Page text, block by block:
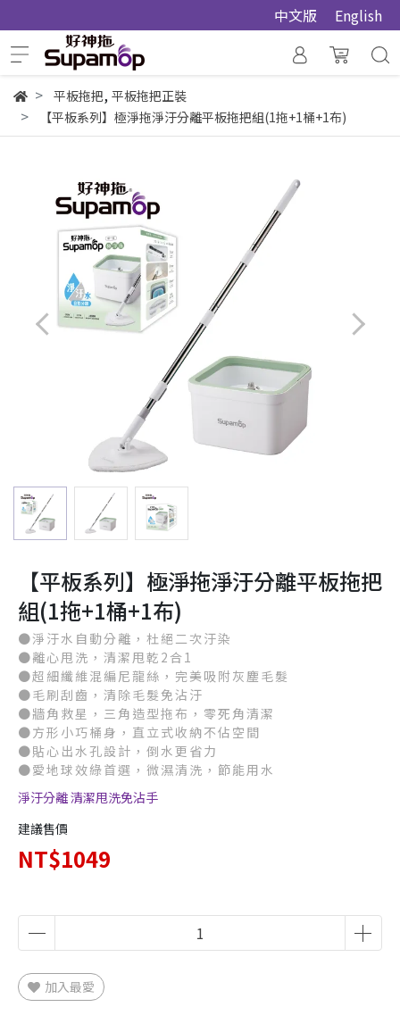
中文版 English
平板拖把, 平板拖把正裝
【平板系列】極淨拖淨汙分離平板拖把組(1拖+1桶+1布)
【平板系列】極淨拖淨汙分離平板拖把
組(1拖+1桶+1布)
●淨汙水自動分離，杜絕二次汙染
●離心甩洗，清潔甩乾2合1
●超細纖維混編尼龍絲，完美吸附灰塵毛髮
●毛刷刮齒，清除毛髮免沾汙
●牆角救星，三角造型拖布，零死角清潔
●方形小巧桶身，直立式收納不佔空間
●貼心出水孔設計，倒水更省力
●愛地球效綠首選，微濕清洗，節能用水
淨汙分離 清潔甩洗免沾手
建議售價
NT$1049
加入最愛